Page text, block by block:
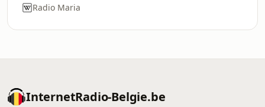
Radio Maria
InternetRadio-Belgie.be